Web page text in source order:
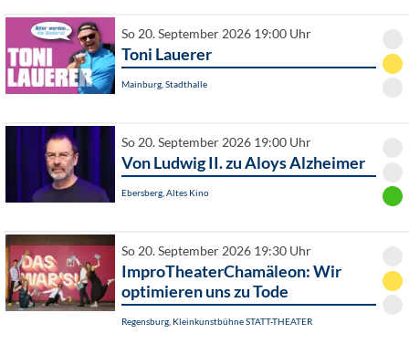
So 20. September 2026 19:00 Uhr
Toni Lauerer
Mainburg, Stadthalle
So 20. September 2026 19:00 Uhr
Von Ludwig II. zu Aloys Alzheimer
Ebersberg, Altes Kino
So 20. September 2026 19:30 Uhr
ImproTheaterChamäleon: Wir
optimieren uns zu Tode
Regensburg, Kleinkunstbühne STATT-THEATER